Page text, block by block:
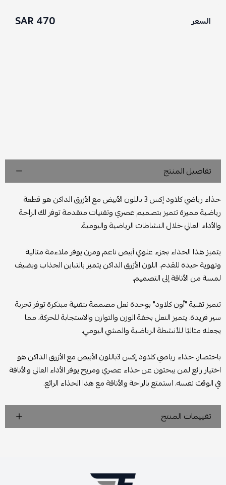
السعر 470 SAR
تفاصيل المنتج
حذاء رياضي كلاود إكس 3 باللون الأبيض مع الأزرق الداكن هو قطعة
رياضية مميزة تتميز بتصميم عصري وتقنيات متقدمة توفر لك الراحة
والأداء العالي خلال النشاطات الرياضية واليومية.
يتميز هذا الحذاء بجزء علوي أبيض ناعم ومرن يوفر ملاءمة مثالية
وتهوية جيدة للقدم. اللون الأزرق الداكن يتميز بالتباين الجذاب ويضيف
لمسة من الأناقة إلى التصميم.
تتميز تقنية "أون كلاود" بوحدة نعل مصممة بتقنية مبتكرة توفر تجربة
سير فريدة. يتميز النعل بخفة الوزن والتوازن والاستجابة للحركة، مما
يجعله مثاليًا للأنشطة الرياضية والمشي اليومي.
باختصار، حذاء رياضي كلاود إكس 3باللون الأبيض مع الأزرق الداكن هو
اختيار رائع لمن يبحثون عن حذاء عصري ومريح يوفر الأداء العالي والأناقة
في الوقت نفسه. استمتع بالراحة والأناقة مع هذا الحذاء الرائع.
تقييمات المنتج